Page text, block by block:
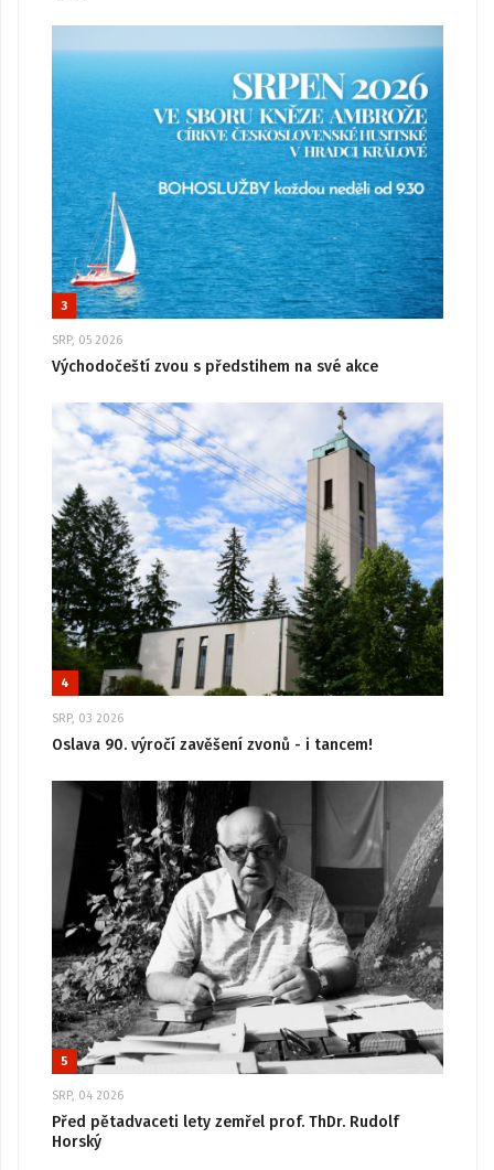
3
SRP, 05 2026
Východočeští zvou s předstihem na své akce
4
SRP, 03 2026
Oslava 90. výročí zavěšení zvonů - i tancem!
5
SRP, 04 2026
Před pětadvaceti lety zemřel prof. ThDr. Rudolf
Horský